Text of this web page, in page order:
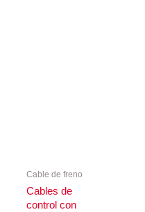
Cable de freno
Cables de
control con